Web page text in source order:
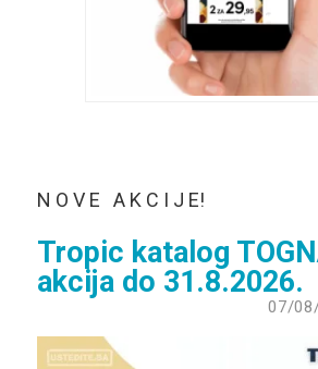
N O V E A K C I J E!
Tropic katalog
akcija do 31.8.2026.
07/